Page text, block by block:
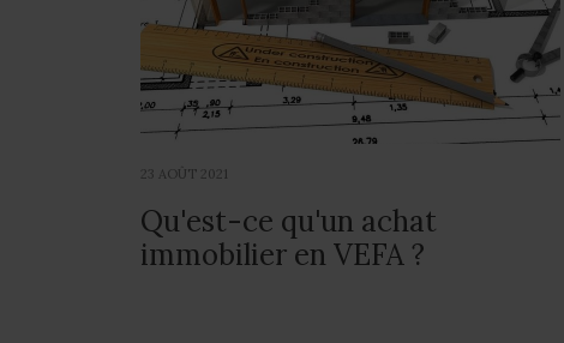
23 AOÛT 2021
Qu'est-ce qu'un achat
immobilier en VEFA ?